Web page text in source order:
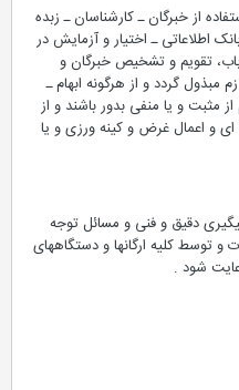
از خبرگان ـ کارشناسان ـ زبده
اطلاعاتی ـ اختیار و آزمایش در
تقویم و تشخیص خبرگان و
گردد و از هرگونه ابهام ـ
مثبت و یا منفی بدور باشند و از
و اعمال غرض و کینه ورزی و یا
دقیق و فنی و مسائل توجه
توسط کلیه ارگانها و دستگاههای
شود .